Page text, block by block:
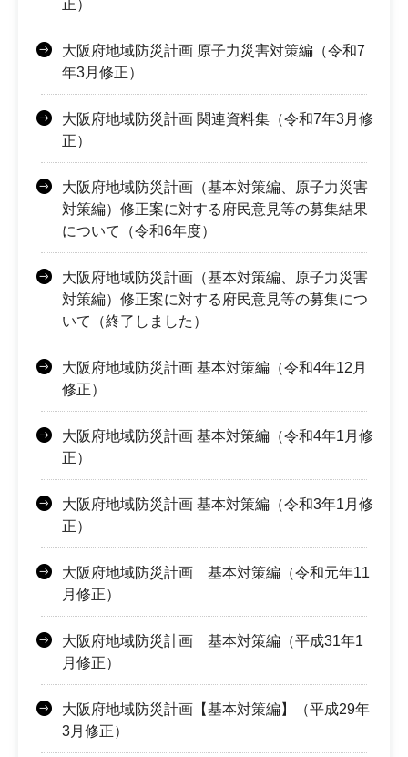
正）
大阪府地域防災計画 原子力災害対策編（令和7
年3月修正）
大阪府地域防災計画 関連資料集（令和7年3月修
正）
大阪府地域防災計画（基本対策編、原子力災害
対策編）修正案に対する府民意見等の募集結果
について（令和6年度）
大阪府地域防災計画（基本対策編、原子力災害
対策編）修正案に対する府民意見等の募集につ
いて（終了しました）
大阪府地域防災計画 基本対策編（令和4年12月
修正）
大阪府地域防災計画 基本対策編（令和4年1月修
正）
大阪府地域防災計画 基本対策編（令和3年1月修
正）
大阪府地域防災計画 基本対策編（令和元年11
月修正）
大阪府地域防災計画 基本対策編（平成31年1
月修正）
大阪府地域防災計画【基本対策編】（平成29年
3月修正）